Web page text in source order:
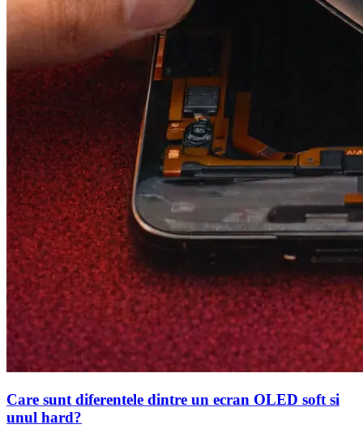
Care sunt diferentele dintre un ecran OLED soft si
unul hard?